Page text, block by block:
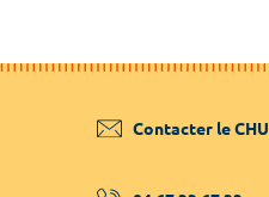
Contacter le CHU